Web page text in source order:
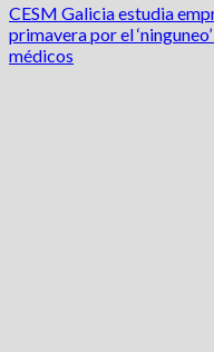
CESM Galicia estudia
primavera por el
médicos